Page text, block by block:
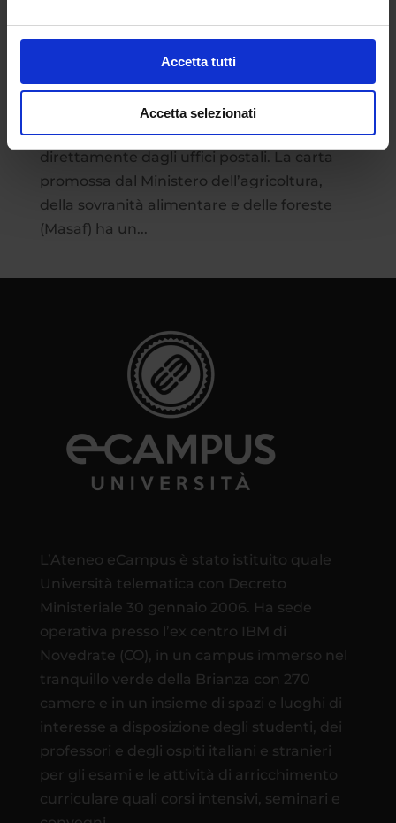
Accetta tutti
Accetta selezionati
Attualità
Parte oggi la distribuzione della Carta
Dedicata a te, nota anche come Carta
risparmio spesa 2023, che si potrà ritirare
direttamente dagli uffici postali. La carta
promossa dal Ministero dell’agricoltura,
della sovranità alimentare e delle foreste
(Masaf) ha un...
L’Ateneo eCampus è stato istituito quale
Università telematica con Decreto
Ministeriale 30 gennaio 2006. Ha sede
operativa presso l’ex centro IBM di
Novedrate (CO), in un campus immerso nel
tranquillo verde della Brianza con 270
camere e in un insieme di spazi e luoghi di
interesse a disposizione degli studenti, dei
professori e degli ospiti italiani e stranieri
per gli esami e le attività di arricchimento
curriculare quali corsi intensivi, seminari e